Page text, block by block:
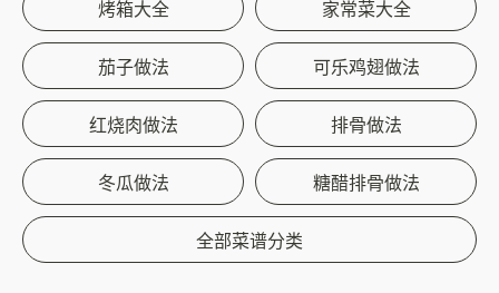
烤箱大全 家常菜大全
茄子做法 可乐鸡翅做法
红烧肉做法 排骨做法
冬瓜做法 糖醋排骨做法
全部菜谱分类